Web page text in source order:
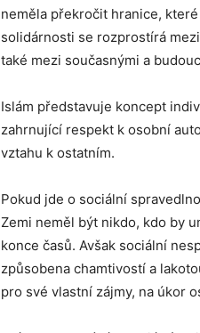
neměla překročit hranice,
solidárnosti se rozprostírá
také mezi současnými a
Islám představuje koncept
zahrnující respekt k osobní
vztahu k ostatním.
Pokud jde o sociální
Zemi neměl být nikdo, kdo by
konce časů. Avšak sociální
způsobena chamtivostí a
pro své vlastní zájmy, na úkor